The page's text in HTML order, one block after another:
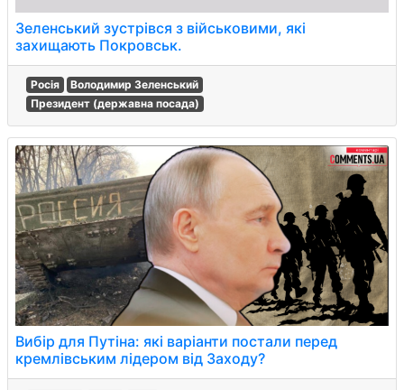
Зеленський зустрівся з військовими, які
захищають Покровськ.
Росія
Володимир Зеленський
Президент (державна посада)
Вибір для Путіна: які варіанти постали перед
кремлівським лідером від Заходу?